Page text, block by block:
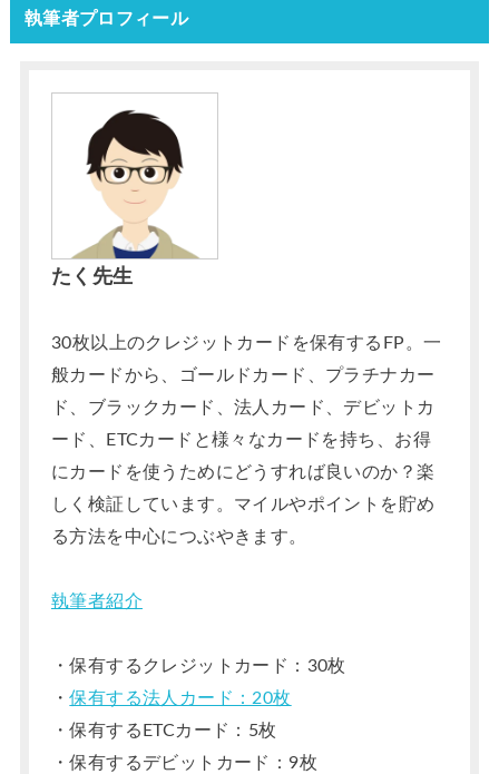
執筆者プロフィール
たく先生
30枚以上のクレジットカードを保有するFP。一
般カードから、ゴールドカード、プラチナカー
ド、ブラックカード、法人カード、デビットカ
ード、ETCカードと様々なカードを持ち、お得
にカードを使うためにどうすれば良いのか？楽
しく検証しています。マイルやポイントを貯め
る方法を中心につぶやきます。
執筆者紹介
・保有するクレジットカード：30枚
・保有する法人カード：20枚
・保有するETCカード：5枚
・保有するデビットカード：9枚